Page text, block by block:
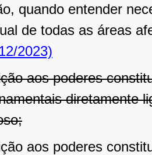
quando entender
de todas as áreas
2023)
aos poderes
diretamente
aos poderes